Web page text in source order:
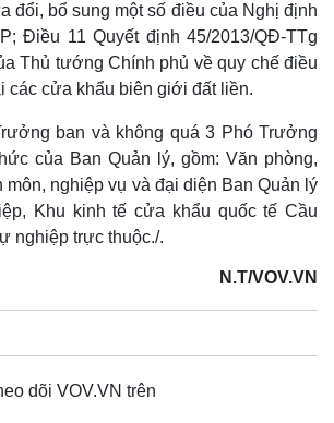
Video
E-Magazine
đổi, bổ sung một số điều của Nghị định
Điều 11 Quyết định 45/2013/QĐ-TTg
Thủ tướng Chính phủ về quy chế điều
các cửa khẩu biên giới đất liền.
ban và không quá 3 Phó Trưởng
của Ban Quản lý, gồm: Văn phòng,
môn, nghiệp vụ và đại diện Ban Quản lý
Khu kinh tế cửa khẩu quốc tế Cầu
nghiệp trực thuộc./.
N.T/VOV.VN
dõi VOV.VN trên